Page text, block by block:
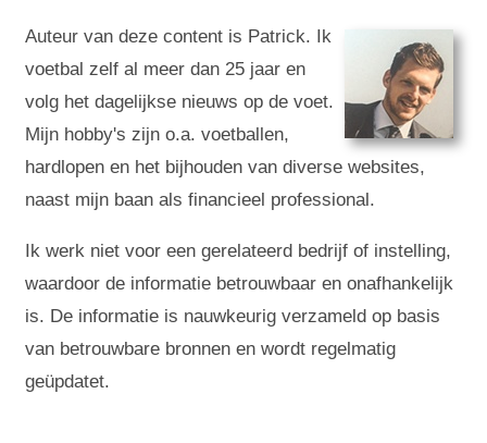
Auteur van deze content is Patrick. Ik
voetbal zelf al meer dan 25 jaar en
volg het dagelijkse nieuws op de voet.
Mijn hobby's zijn o.a. voetballen,
hardlopen en het bijhouden van diverse websites,
naast mijn baan als financieel professional.
Ik werk niet voor een gerelateerd bedrijf of instelling,
waardoor de informatie betrouwbaar en onafhankelijk
is. De informatie is nauwkeurig verzameld op basis
van betrouwbare bronnen en wordt regelmatig
geüpdatet.